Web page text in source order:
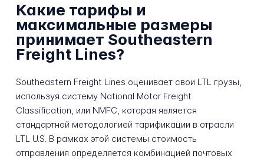
Какие тарифы и
максимальные размеры
принимает Southeastern
Freight Lines?
Southeastern Freight Lines оценивает свои LTL грузы,
используя систему National Motor Freight
Classification, или NMFC, которая является
стандартной методологией тарификации в отрасли
LTL U.S. В рамках этой системы стоимость
отправления определяется комбинацией почтовых